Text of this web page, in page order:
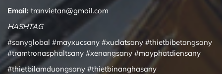
Email: tranvietan@gmail.com
HASHTAG
#sanyglobal #mayxucsany #xuclatsany #thietbibetongsany
#tramtronasphaltsany #xenangsany #mayphatdiensany
#thietbilamduongsany #thietbinanghasany